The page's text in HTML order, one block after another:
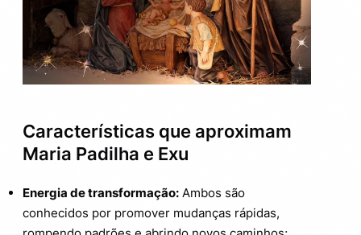
Características que aproximam
Maria Padilha e Exu
Energia de transformação: Ambos são
conhecidos por promover mudanças rápidas,